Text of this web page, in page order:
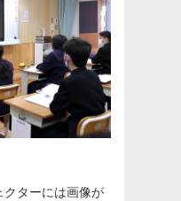
クターには画像が